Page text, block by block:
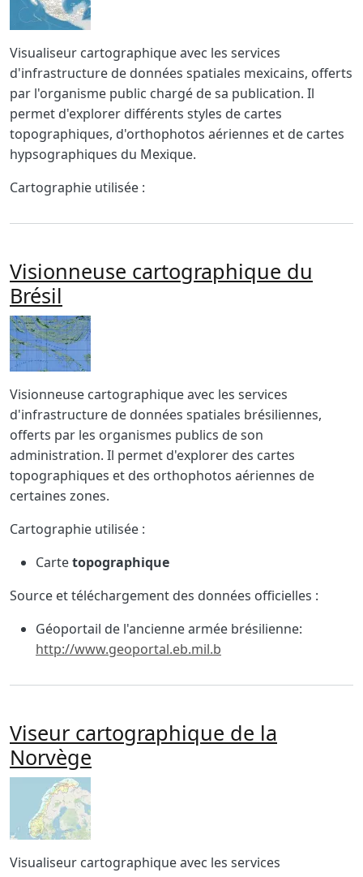
Body
Visualiseur cartographique avec les services
d'infrastructure de données spatiales mexicains, offerts
par l'organisme public chargé de sa publication. Il
permet d'explorer différents styles de cartes
topographiques, d'orthophotos aériennes et de cartes
hypsographiques du Mexique.
Cartographie utilisée :
Visionneuse cartographique du
Brésil
Imagen
Body
Visionneuse cartographique avec les services
d'infrastructure de données spatiales brésiliennes,
offerts par les organismes publics de son
administration. Il permet d'explorer des cartes
topographiques et des orthophotos aériennes de
certaines zones.
Cartographie utilisée :
Cartetopographique
Source et téléchargement des données officielles :
Géoportail de l'ancienne armée brésilienne:
http://www.geoportal.eb.mil.b
Viseur cartographique de la
Norvège
Imagen
Body
Visualiseur cartographique avec les services